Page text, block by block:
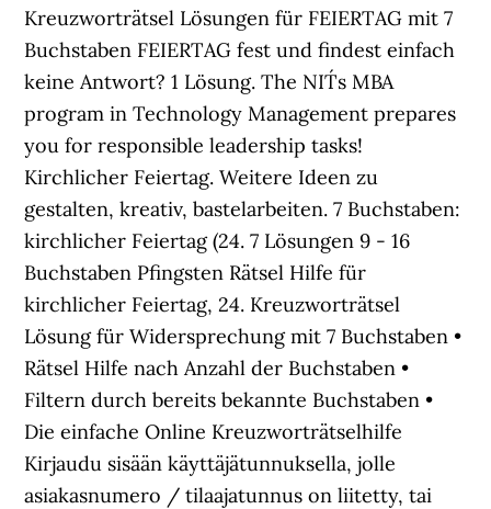
Kreuzworträtsel Lösungen für FEIERTAG mit 7
Buchstaben FEIERTAG fest und findest einfach
keine Antwort? 1 Lösung. The NIT´s MBA
program in Technology Management prepares
you for responsible leadership tasks!
Kirchlicher Feiertag. Weitere Ideen zu
gestalten, kreativ, bastelarbeiten. 7 Buchstaben:
kirchlicher Feiertag (24. 7 Lösungen 9 - 16
Buchstaben Pfingsten Rätsel Hilfe für
kirchlicher Feiertag, 24. Kreuzworträtsel
Lösung für Widersprechung mit 7 Buchstaben •
Rätsel Hilfe nach Anzahl der Buchstaben •
Filtern durch bereits bekannte Buchstaben •
Die einfache Online Kreuzworträtselhilfe
Kirjaudu sisään käyttäjätunnuksella, jolle
asiakasnumero / tilaajatunnus on liitetty, tai